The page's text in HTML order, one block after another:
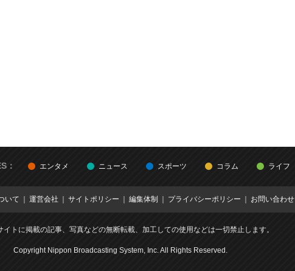
： エンタメ ニュース スポーツ コラム ライフ
いて 運営会社 サイトポリシー 編集体制 プライバシーポリシー お問い合わせ
イトに掲載の記事、写真などの無断転載、加工しての使用などは一切禁止します。
Copyright Nippon Broadcasting System, Inc. All Rights Reserved.